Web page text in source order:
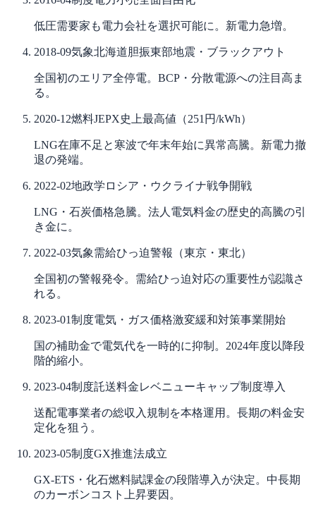
低圧需要家も電力会社を選択可能に。新電力急増。
2018-09気象北海道胆振東部地震・ブラックアウト
全国初のエリア全停電。BCP・分散電源への注目高ま
る。
2020-12燃料JEPX史上最高値（251円/kWh）
LNG在庫不足と寒波で年末年始に異常高騰。新電力撤
退の発端。
2022-02地政学 ロシア・ウクライナ戦争開戦
LNG・石炭価格急騰。法人電気料金の歴史的高騰の引
き金に。
2022-03気象需給ひっ迫警報（東京・東北）
全国初の警報発令。需給ひっ迫対応の重要性が認識さ
れる。
2023-01制度電気・ガス価格激変緩和対策事業開始
国の補助金で電気代を一時的に抑制。2024年度以降段
階的縮小。
2023-04制度託送料金レベニューキャップ制度導入
送配電事業者の総収入規制を本格運用。長期の料金安
定化を狙う。
2023-05制度GX推進法成立
GX-ETS・化石燃料賦課金の段階導入が決定。中長期
のカーボンコスト上昇要因。